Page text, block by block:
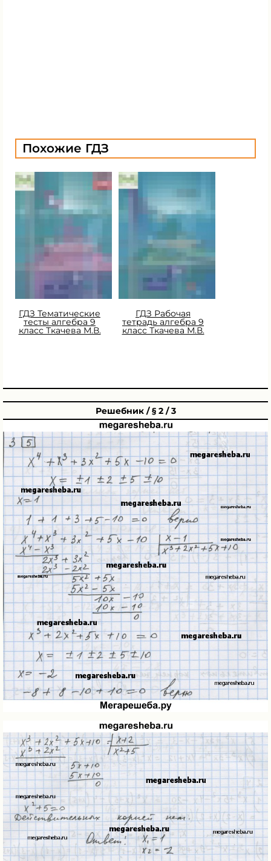
Похожие ГДЗ
ГДЗ Тематические
тесты алгебра 9
класс Ткачева М.В.
ГДЗ Рабочая
тетрадь алгебра 9
класс Ткачева М.В.
Решебник / § 2 / 3